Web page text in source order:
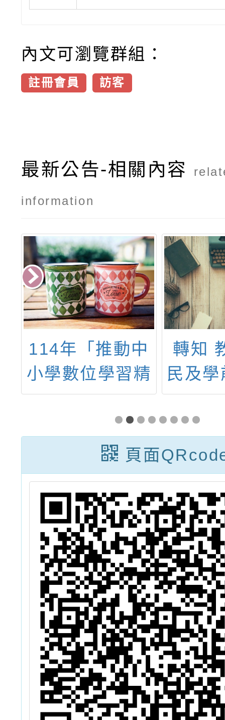
內文可瀏覽群組：
註冊會員 訪客
最新公告-相關內容
information
114年「推動中
小學數位學習精
進方案」教師增
能研習「Apple
Teacher認證課
程」
轉知
民及
委託
娟兒
基金
通、
安全
組－
作」
報
頁面